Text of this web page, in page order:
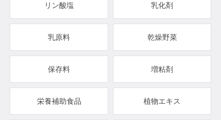
リン酸塩 乳化剤
乳原料 乾燥野菜
保存料 増粘剤
栄養補助食品 植物エキス